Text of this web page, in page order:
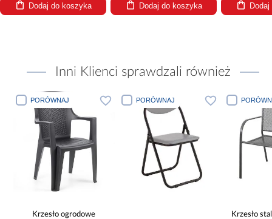
koszyka Dodaj do koszyka Dodaj do koszyka
Inni Klienci sprawdzali również
PORÓWNAJ
Krzesło ogrodowe
PORÓWNAJ
Krzesło